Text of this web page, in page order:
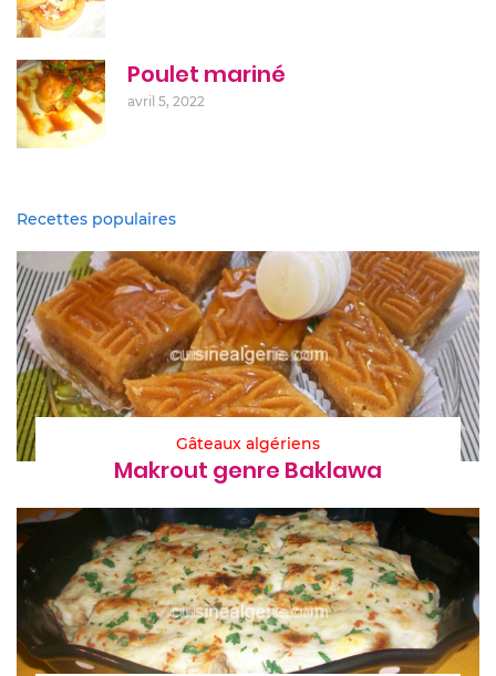
Poulet mariné
avril 5, 2022
Recettes populaires
Gâteaux algériens
Makrout genre Baklawa